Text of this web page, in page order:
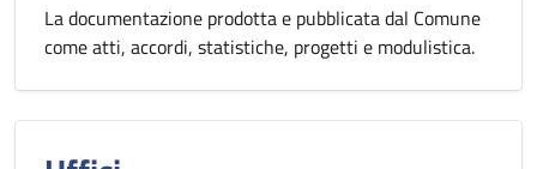
La documentazione prodotta e pubblicata dal Comune
come atti, accordi, statistiche, progetti e modulistica.